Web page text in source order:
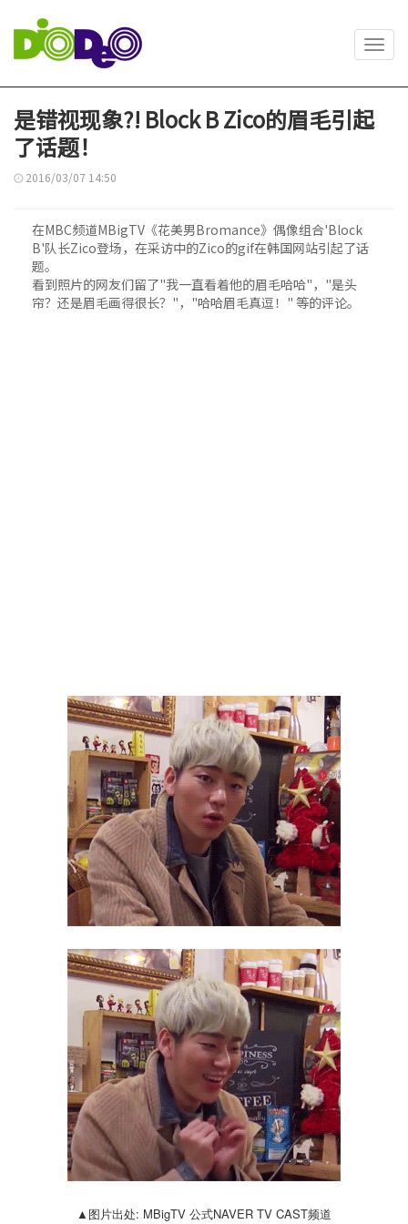
是错视现象?! Block B Zico的眉毛引起
了话题！
2016/03/07 14:50
在MBC频道MBigTV《花美男Bromance》偶像组合'Block
B'队长Zico登场，在采访中的Zico的gif在韩国网站引起了话
题。
看到照片的网友们留了"我一直看着他的眉毛哈哈"，"是头
帘？还是眉毛画得很长？"，"哈哈眉毛真逗！" 等的评论。
▲图片出处: MBigTV 公式NAVER TV CAST频道